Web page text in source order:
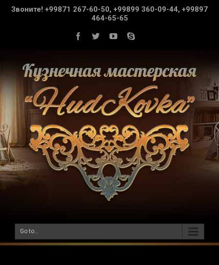
Звоните! +99871 267-60-50, +99899 360-09-44, +99897
464-65-65
Go to...